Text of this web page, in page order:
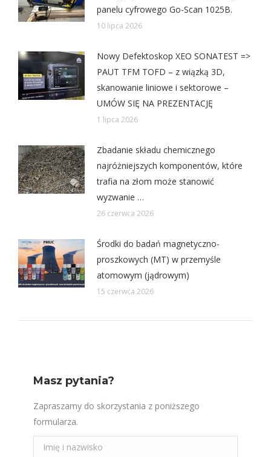
panelu cyfrowego Go-Scan 1025B.
10 lipca 2026
Nowy Defektoskop XEO SONATEST =>
PAUT TFM TOFD – z wiązką 3D,
skanowanie liniowe i sektorowe –
UMÓW SIĘ NA PREZENTACJĘ
1 lipca 2026
Zbadanie składu chemicznego
najróżniejszych komponentów, które
trafia na złom może stanowić
wyzwanie …
26 czerwca 2026
Środki do badań magnetyczno-
proszkowych (MT) w przemyśle
atomowym (jądrowym)
15 czerwca 2026
Masz pytania?
Zapraszamy do skorzystania z poniższego
formularza.